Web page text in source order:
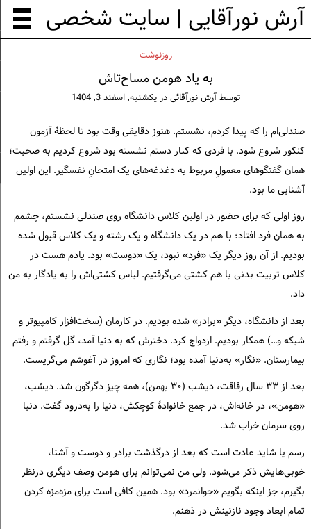
آرش نورآقایی | سایت شخصی
روزنوشت
به یاد هومن مساح‌تاش
توسطآرش نورآقائی دریکشنبه, اسفند 3, 1404
صندلی‌ام را که پیدا کردم، نشستم. هنوز دقایقی وقت بود تا لحظهٔ آزمون
کنکور شروع شود. با فردی که کنار دستم نشسته بود شروع کردیم به صحبت؛
همان گفتگوهای معمولِ مربوط به دغدغه‌های یک امتحانِ نفسگیر. این اولین
آشنایی ما بود.
روز اولی که برای حضور در اولین کلاس دانشگاه روی صندلی نشستم، چشمم
به همان فرد افتاد؛ با هم در یک دانشگاه و یک رشته و یک کلاس قبول شده
بودیم. از آن روز دیگر یک «فرد» نبود، یک «دوست» بود. یادم هست در
کلاس تربیت بدنی با هم کشتی می‌گرفتیم. لباس کشتی‌اش را به یادگار به من
داد.
بعد از دانشگاه، دیگر «برادر» شده بودیم. در کارمان (سخت‌افزار کامپیوتر و
شبکه و…) همکار بودیم. ازدواج کرد. دخترش که به دنیا آمد، گل گرفتم و رفتم
بیمارستان. «نگار» به‌دنیا آمده بود؛ نگاری که امروز در آغوشم می‌گریست.
بعد از ۳۳ سال رفاقت، دیشب (۳۰ بهمن)، همه چیز دگرگون شد. دیشب،
«هومن»، در خانه‌اش، در جمع خانوادهٔ کوچکش، دنیا را به‌درود گفت. دنیا
روی سرمان خراب شد.
رسم یا شاید عادت است که بعد از درگذشت برادر و دوست و آشنا،
خوبی‌هایش ذکر می‌شود. ولی من نمی‌توانم برای هومن وصف دیگری درنظر
بگیرم، جز اینکه بگویم «جوانمرد» بود. همین کافی است برای مزه‌مزه کردن
تمام ابعاد وجود نازنینش در ذهنم.